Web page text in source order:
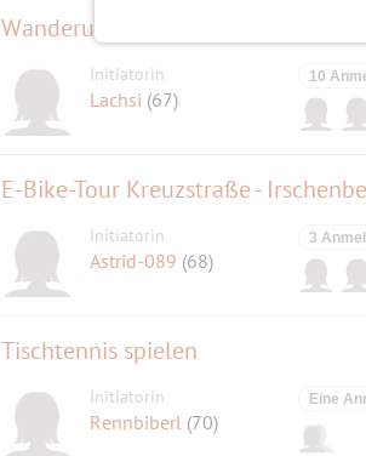
Wanderung von Herrsching nach
Initiatorin
Lachsi (67)
10
E-Bike-Tour Kreuzstraße -
Initiatorin
Astrid-089 (68)
3
Tischtennis spielen
Initiatorin
Rennbiberl (70)
Eine